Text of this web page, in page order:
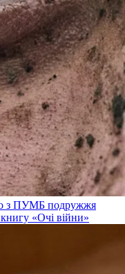
з ПУМБ подружжя
«Очі війни»